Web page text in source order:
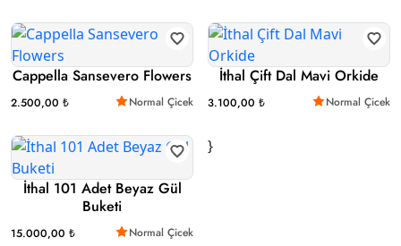
Cappella Sansevero Flowers
2.500,00 ₺ Normal Çicek
İthal Çift Dal Mavi Orkide
3.100,00 ₺ Normal Çicek
İthal 101 Adet Beyaz Gül
Buketi
15.000,00 ₺ Normal Çicek
}